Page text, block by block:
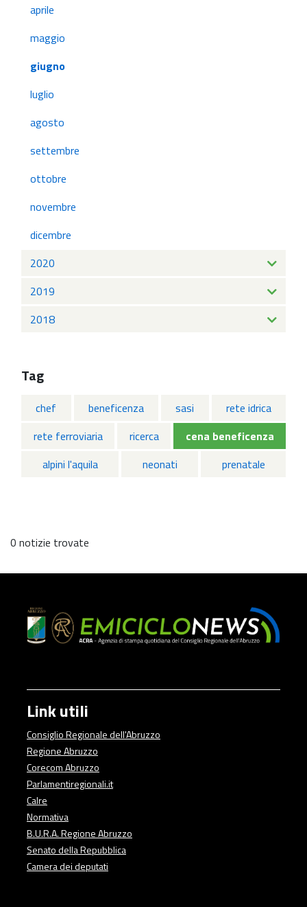
aprile
maggio
giugno
luglio
agosto
settembre
ottobre
novembre
dicembre
2020
2019
2018
Tag
chef beneficenza sasi
rete idrica
rete ferroviaria
ricerca
cena beneficenza
alpini l'aquila
neonati prenatale
0 notizie trovate
Link utili
Consiglio Regionale dell'Abruzzo
Regione Abruzzo
Corecom Abruzzo
Parlamentiregionali.it
Calre
Normativa
B.U.R.A. Regione Abruzzo
Senato della Repubblica
Camera dei deputati